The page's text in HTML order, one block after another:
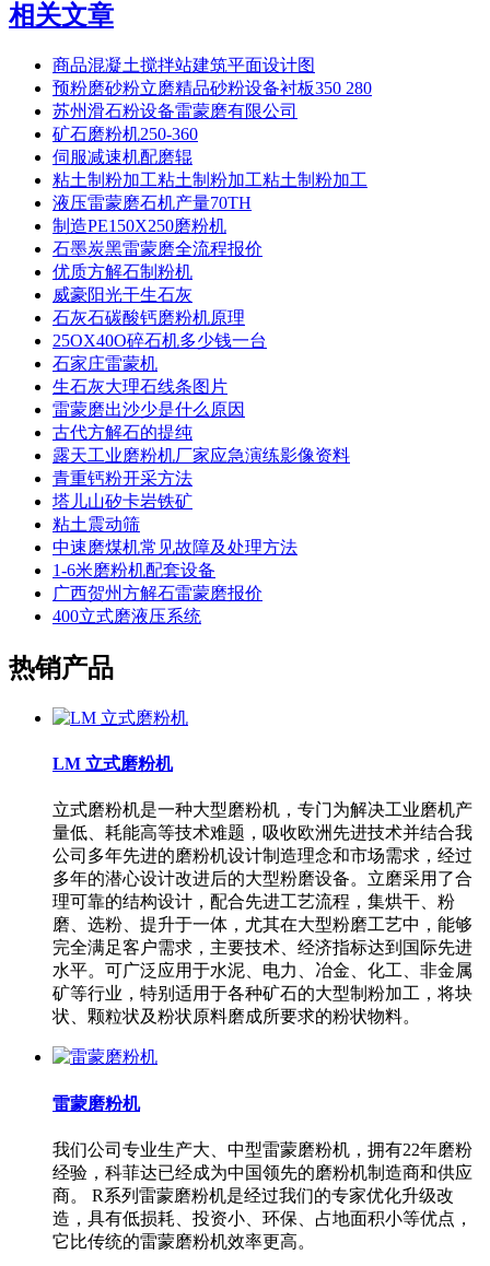
相关文章
商品混凝土搅拌站建筑平面设计图
预粉磨砂粉立磨精品砂粉设备衬板350 280
苏州滑石粉设备雷蒙磨有限公司
矿石磨粉机250-360
伺服减速机配磨辊
粘土制粉加工粘土制粉加工粘土制粉加工
液压雷蒙磨石机产量70TH
制造PE150X250磨粉机
石墨炭黑雷蒙磨全流程报价
优质方解石制粉机
威豪阳光干生石灰
石灰石碳酸钙磨粉机原理
25OX40O碎石机多少钱一台
石家庄雷蒙机
生石灰大理石线条图片
雷蒙磨出沙少是什么原因
古代方解石的提纯
露天工业磨粉机厂家应急演练影像资料
青重钙粉开采方法
塔儿山矽卡岩铁矿
粘土震动筛
中速磨煤机常见故障及处理方法
1-6米磨粉机配套设备
广西贺州方解石雷蒙磨报价
400立式磨液压系统
热销产品
LM 立式磨粉机
立式磨粉机是一种大型磨粉机，专门为解决工业磨机产
量低、耗能高等技术难题，吸收欧洲先进技术并结合我
公司多年先进的磨粉机设计制造理念和市场需求，经过
多年的潜心设计改进后的大型粉磨设备。立磨采用了合
理可靠的结构设计，配合先进工艺流程，集烘干、粉
磨、选粉、提升于一体，尤其在大型粉磨工艺中，能够
完全满足客户需求，主要技术、经济指标达到国际先进
水平。可广泛应用于水泥、电力、冶金、化工、非金属
矿等行业，特别适用于各种矿石的大型制粉加工，将块
状、颗粒状及粉状原料磨成所要求的粉状物料。
雷蒙磨粉机
我们公司专业生产大、中型雷蒙磨粉机，拥有22年磨粉
经验，科菲达已经成为中国领先的磨粉机制造商和供应
商。 R系列雷蒙磨粉机是经过我们的专家优化升级改
造，具有低损耗、投资小、环保、占地面积小等优点，
它比传统的雷蒙磨粉机效率更高。